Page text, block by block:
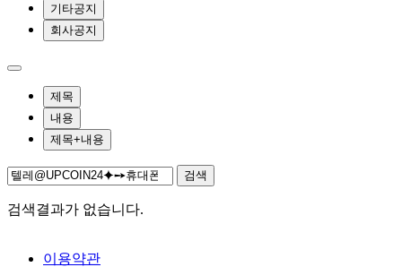
기타공지
회사공지
제목
내용
제목+내용
검색
검색결과가 없습니다.
이용약관